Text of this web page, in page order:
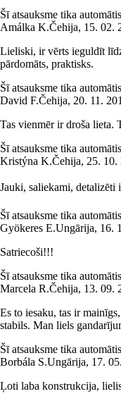
Šī atsauksme tika
Amálka K.Čehija, 15. 02.
Lieliski, ir vērts ieguldīt
pārdomāts, praktisks.
Šī atsauksme tika
David F.Čehija, 20. 11.
Tas vienmēr ir droša lieta.
Šī atsauksme tika
Kristýna K.Čehija, 25. 10.
Jauki, saliekami,
Šī atsauksme tika
Gyökeres E.Ungārija, 16.
Satriecoši!!!
Šī atsauksme tika
Marcela R.Čehija, 13. 09.
Es to iesaku, tas ir
stabils. Man liels
Šī atsauksme tika
Borbála S.Ungārija, 17.
Ļoti laba konstrukcija,